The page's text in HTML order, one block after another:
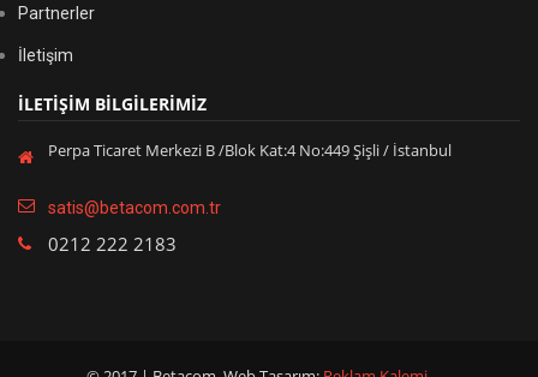
Partnerler
İletişim
İLETİŞİM BİLGİLERİMİZ
Perpa Ticaret Merkezi B /Blok Kat:4 No:449 Şişli / İstanbul
satis@betacom.com.tr
0212 222 2183